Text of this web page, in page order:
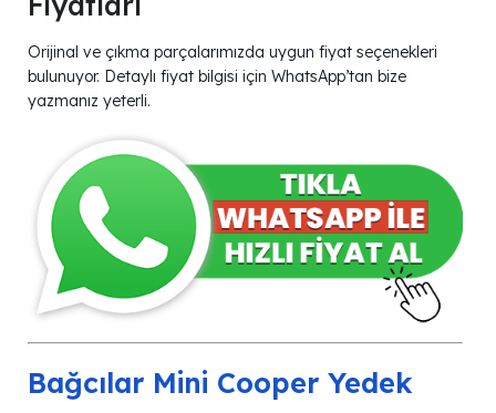
Orijinal ve çıkma parçalarımızda uygun fiyat seçenekleri
bulunuyor. Detaylı fiyat bilgisi için WhatsApp’tan bize
yazmanız yeterli.
Bağcılar Mini Cooper Yedek